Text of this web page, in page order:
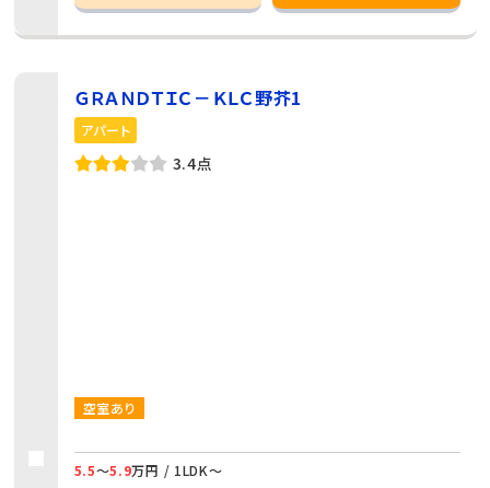
ＧＲＡＮＤＴＩＣ－ＫＬＣ野芥1
アパート
3.4点
空室あり
5.5～5.9万円 / 1LDK～